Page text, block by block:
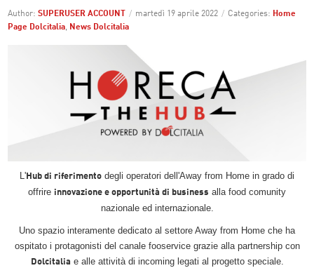
Author: SUPERUSER ACCOUNT / martedì 19 aprile 2022 / Categories: Home
Page Dolcitalia, News Dolcitalia
L' Hub di riferimento degli operatori dell'Away from Home in grado di
offrire innovazione e opportunità di business alla food comunity
nazionale ed internazionale.
Uno spazio interamente dedicato al settore Away from Home che ha
ospitato i protagonisti del canale fooservice grazie alla partnership con
Dolcitalia e alle attività di incoming legati al progetto speciale.